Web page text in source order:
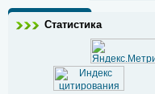
Статистика